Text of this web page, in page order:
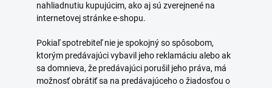
nahliadnutiu kupujúcim, ako aj sú zverejnené na
internetovej stránke e-shopu.
Pokiaľ spotrebiteľ nie je spokojný so spôsobom,
ktorým predávajúci vybavil jeho reklamáciu alebo ak
sa domnieva, že predávajúci porušil jeho práva, má
možnosť obrátiť sa na predávajúceho o žiadosťou o